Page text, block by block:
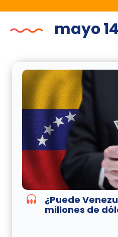
mayo
¿Puede
millones de